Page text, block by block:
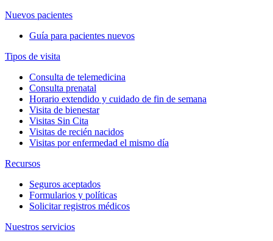
Nuevos pacientes
Guía para pacientes nuevos
Tipos de visita
Consulta de telemedicina
Consulta prenatal
Horario extendido y cuidado de fin de semana
Visita de bienestar
Visitas Sin Cita
Visitas de recién nacidos
Visitas por enfermedad el mismo día
Recursos
Seguros aceptados
Formularios y políticas
Solicitar registros médicos
Nuestros servicios